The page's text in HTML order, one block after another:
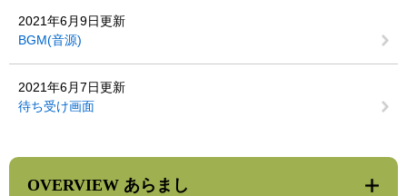
2021年6月9日更新
BGM(音源)
2021年6月7日更新
待ち受け画面
OVERVIEW あらまし